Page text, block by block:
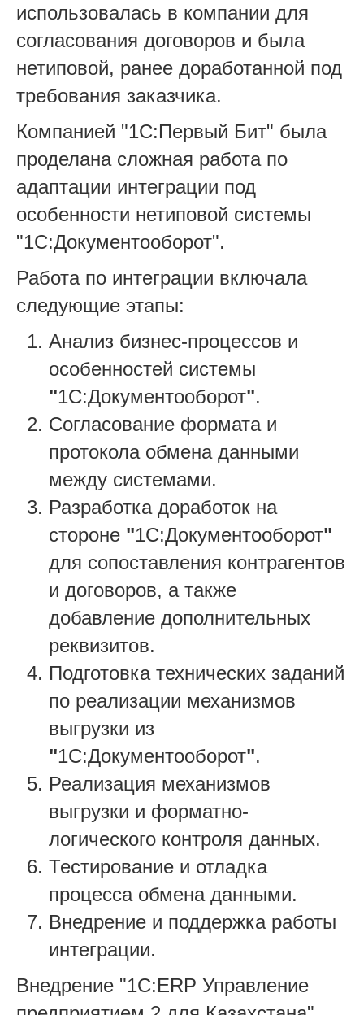
использовалась в компании для
согласования договоров и была
нетиповой, ранее доработанной под
требования заказчика.
Компанией "1С:Первый Бит" была
проделана сложная работа по
адаптации интеграции под
особенности нетиповой системы
"1С:Документооборот".
Работа по интеграции включала
следующие этапы:
Анализ бизнес-процессов и
особенностей системы
"1С:Документооборот".
Согласование формата и
протокола обмена данными
между системами.
Разработка доработок на
стороне "1С:Документооборот"
для сопоставления контрагентов
и договоров, а также
добавление дополнительных
реквизитов.
Подготовка технических заданий
по реализации механизмов
выгрузки из
"1С:Документооборот".
Реализация механизмов
выгрузки и форматно-
логического контроля данных.
Тестирование и отладка
процесса обмена данными.
Внедрение и поддержка работы
интеграции.
Внедрение "1C:ERP Управление